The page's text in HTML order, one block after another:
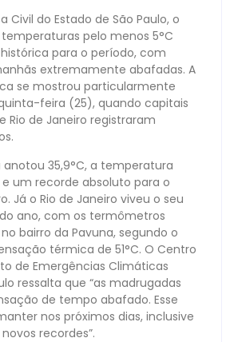
Civil do Estado de São Paulo, o
pelo menos 5°C
para o período, com
extremamente abafadas. A
se mostrou particularmente
feira (25), quando capitais
Rio de Janeiro registraram
35,9°C, a temperatura
um recorde absoluto para o
Já o Rio de Janeiro viveu o seu
ano, com os termômetros
bairro da Pavuna, segundo o
térmica de 51°C. O Centro
de Emergências Climáticas
ressalta que “as madrugadas
de tempo abafado. Esse
nos próximos dias, inclusive
recordes”.